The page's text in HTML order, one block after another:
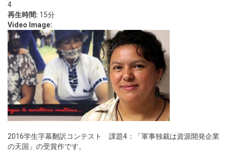
4
再生時間: 15分
Video Image:
2016学生字幕翻訳コンテスト 課題4：「軍事独裁は資源開発企業
の天国」の受賞作です。